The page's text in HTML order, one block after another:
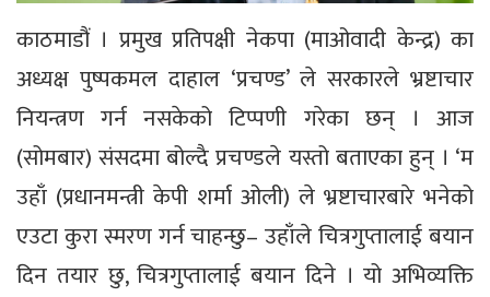
काठमाडौं । प्रमुख प्रतिपक्षी नेकपा (माओवादी केन्द्र) का
अध्यक्ष पुष्पकमल दाहाल ‘प्रचण्ड’ ले सरकारले भ्रष्टाचार
नियन्त्रण गर्न नसकेको टिप्पणी गरेका छन् । आज
(सोमबार) संसदमा बोल्दै प्रचण्डले यस्तो बताएका हुन् । ‘म
उहाँ (प्रधानमन्त्री केपी शर्मा ओली) ले भ्रष्टाचारबारे भनेको
एउटा कुरा स्मरण गर्न चाहन्छु– उहाँले चित्रगुप्तालाई बयान
दिन तयार छु, चित्रगुप्तालाई बयान दिने । यो अभिव्यक्ति